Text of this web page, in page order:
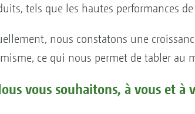
tels que les hautes performances
nous constatons une
ce qui nous permet de tabler au
vous souhaitons, à vous et à